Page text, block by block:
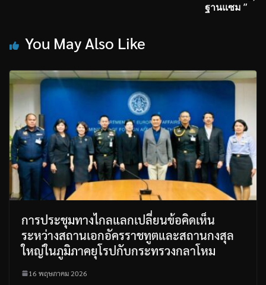
ฐานแซม ”
You May Also Like
การประชุมทางไกลแลกเปลี่ยนข้อคิดเห็น
ระหว่างสถานเอกอัครราชทูตและสถานกงสุล
ใหญ่ในภูมิภาคยุโรปกับกระทรวงกลาโหม
16 พฤษภาคม 2026